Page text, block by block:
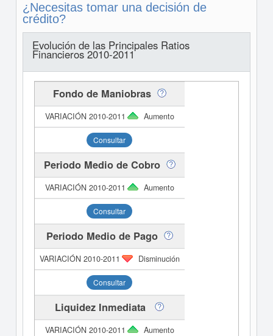
¿Necesitas tomar una decisión de
crédito?
Evolución de las Principales Ratios
Financieros 2010-2011
Fondo de Maniobras
Aumento
Consultar
Periodo Medio de Cobro
Aumento
Consultar
Periodo Medio de Pago
Disminución
Consultar
Liquidez Inmediata
Aumento